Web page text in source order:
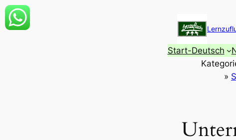
Zum
Inhalt
Start-Deutsch
»